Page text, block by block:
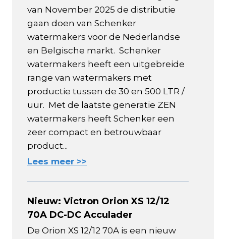
van November 2025 de distributie
gaan doen van Schenker
watermakers voor de Nederlandse
en Belgische markt. Schenker
watermakers heeft een uitgebreide
range van watermakers met
productie tussen de 30 en 500 LTR /
uur. Met de laatste generatie ZEN
watermakers heeft Schenker een
zeer compact en betrouwbaar
product...
Lees meer >>
Nieuw: Victron Orion XS 12/12
70A DC-DC Acculader
De Orion XS 12/12 70A is een nieuw